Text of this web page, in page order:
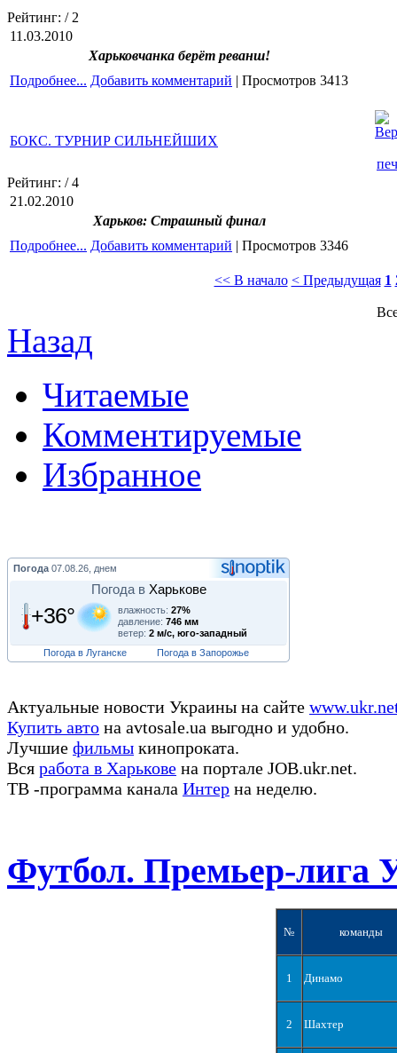
Рейтинг: / 2
11.03.2010
Харьковчанка берёт реванш!
Подробнее... Добавить комментарий | Просмотров 3413
БОКС. ТУРНИР СИЛЬНЕЙШИХ
Рейтинг: / 4
21.02.2010
Харьков: Страшный финал
Подробнее... Добавить комментарий | Просмотров 3346
<< В начало < Предыдущая 1
Назад
Читаемые
Комментируемые
Избранное
Погода 07.08.26, днем
Погода в Харькове
+36° влажность: 27%
давление: 746 мм
ветер: 2 м/с, юго-западный
Погода в Луганске
Погода в Запорожье
Актуальные новости Украины на сайте
Купить авто на avtosale.ua выгодно и удобно.
Лучшие фильмы кинопроката.
Вся работа в Харькове на портале JOB.ukr.net.
ТВ -программа канала Интер на неделю.
Футбол. Премьер-лига
№ команды
1 Динамо
2 Шахтер